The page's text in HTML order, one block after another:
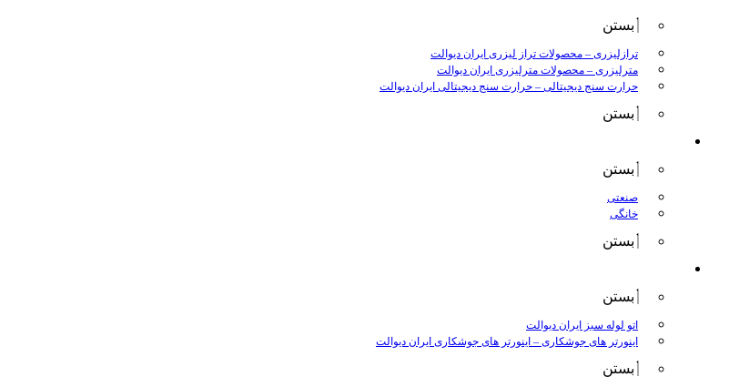
بستن
ترازلیزری – محصولات تراز لیزری ایران دیوالت
مترلیزری – محصولات مترلیزری ایران دیوالت
حرارت سنج دیجیتالی – حرارت سنج دیجیتالی ایران دیوالت
بستن
بستن
صنعتی
خانگی
بستن
بستن
اتو لوله سبز ایران دیوالت
اینورتر های جوشکاری – اینورتر های جوشکاری ایران دیوالت
بستن